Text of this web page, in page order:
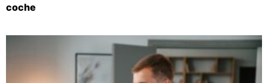
coche